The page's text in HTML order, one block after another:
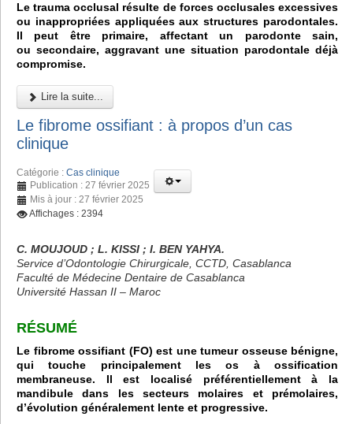
Le trauma occlusal résulte de forces occlusales excessives
ou inappropriées appliquées aux structures parodontales.
Il peut être primaire, affectant un parodonte sain,
ou secondaire, aggravant une situation parodontale déjà
compromise.
Lire la suite...
Le fibrome ossifiant : à propos d’un cas
clinique
Catégorie : Cas clinique
Publication : 27 février 2025
Mis à jour : 27 février 2025
Affichages : 2394
C. MOUJOUD ; L. KISSI ; I. BEN YAHYA.
Service d’Odontologie Chirurgicale, CCTD, Casablanca
Faculté de Médecine Dentaire de Casablanca
Université Hassan II – Maroc
RÉSUMÉ
Le fibrome ossifiant (FO) est une tumeur osseuse bénigne,
qui touche principalement les os à ossification
membraneuse. Il est localisé préférentiellement à la
mandibule dans les secteurs molaires et prémolaires,
d’évolution généralement lente et progressive.